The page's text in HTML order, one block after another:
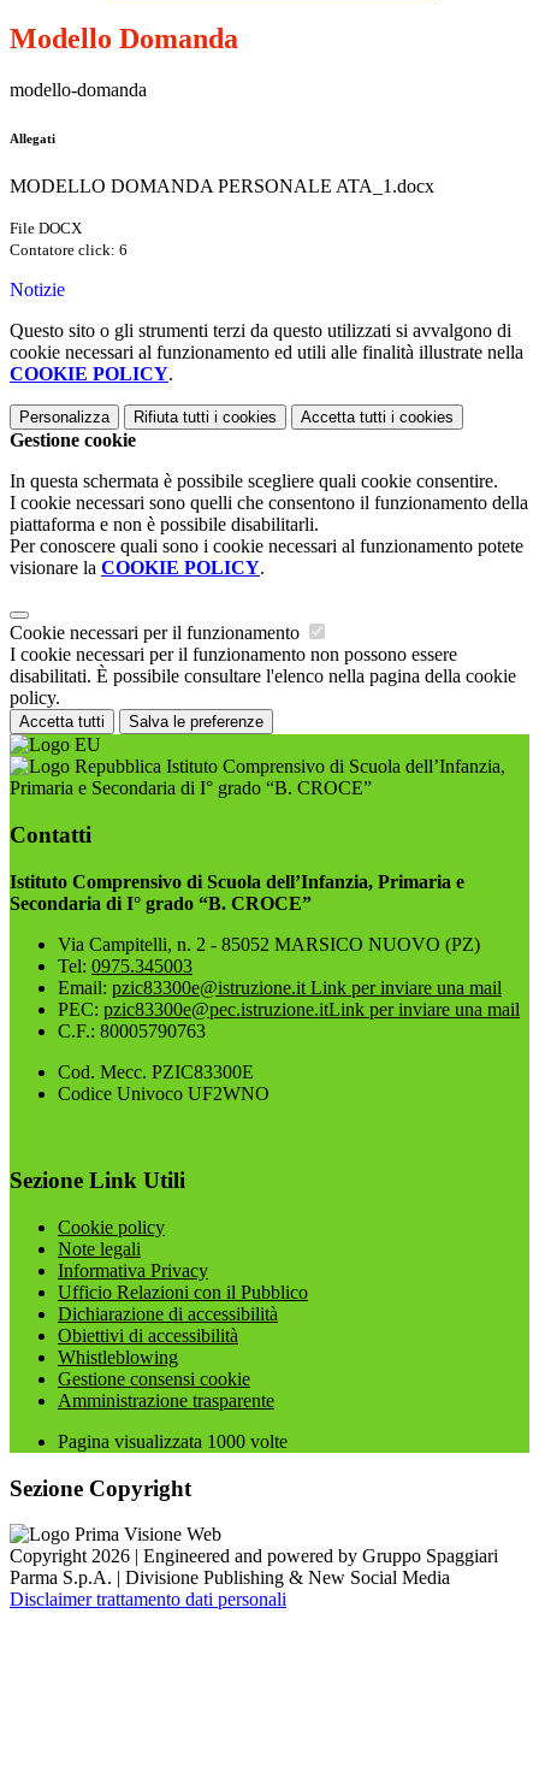
Modello Domanda
modello-domanda
Allegati
MODELLO DOMANDA PERSONALE ATA_1.docx
File DOCX
Contatore click: 6
Notizie
Questo sito o gli strumenti terzi da questo utilizzati si avvalgono di
cookie necessari al funzionamento ed utili alle finalità illustrate nella
COOKIE POLICY.
Personalizza Rifiuta tutti i cookies Accetta tutti i cookies
Gestione cookie
In questa schermata è possibile scegliere quali cookie consentire.
I cookie necessari sono quelli che consentono il funzionamento della
piattaforma e non è possibile disabilitarli.
Per conoscere quali sono i cookie necessari al funzionamento potete
visionare la COOKIE POLICY.
Cookie necessari per il funzionamento
I cookie necessari per il funzionamento non possono essere
disabilitati. È possibile consultare l'elenco nella pagina della cookie
policy.
Accetta tutti Salva le preferenze
Istituto Comprensivo di Scuola dell’Infanzia,
Primaria e Secondaria di I° grado “B. CROCE”
Contatti
Istituto Comprensivo di Scuola dell’Infanzia, Primaria e
Secondaria di I° grado “B. CROCE”
Via Campitelli, n. 2 - 85052 MARSICO NUOVO (PZ)
Tel: 0975.345003
Email: pzic83300e@istruzione.it Link per inviare una mail
PEC: pzic83300e@pec.istruzione.itLink per inviare una mail
C.F.: 80005790763
Cod. Mecc. PZIC83300E
Codice Univoco UF2WNO
Sezione Link Utili
Cookie policy
Note legali
Informativa Privacy
Ufficio Relazioni con il Pubblico
Dichiarazione di accessibilità
Obiettivi di accessibilità
Whistleblowing
Gestione consensi cookie
Amministrazione trasparente
Pagina visualizzata 1000 volte
Sezione Copyright
Copyright 2026 | Engineered and powered by Gruppo Spaggiari
Parma S.p.A. | Divisione Publishing & New Social Media
Disclaimer trattamento dati personali